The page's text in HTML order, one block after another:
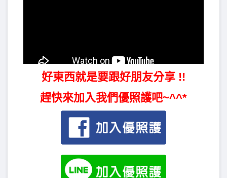
好東西就是要跟好朋友分享 !!
趕快來加入我們優照護吧~^^*